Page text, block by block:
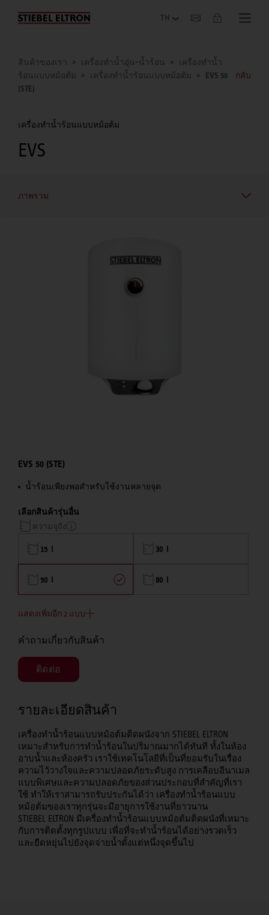
เกี่ยวกับองค์กร
สินค้าของเรา เครื่องทำน้ำอุ่น-น้ำร้อน
เครื่องทำน้ำ
ร้อนแบบหม้อต้ม
เครื่องทำน้ำร้อนแบบหม้อต้ม
EVS 50
(STE)
กลับ
เครื่องทำน้ำร้อนแบบหม้อต้ม
EVS
ภาพรวม
EVS 50 (STE)
น้ำร้อนเพียงพอสำหรับใช้งานหลายจุด
เลือกสินค้ารุ่นอื่น
ความจุถัง
15 l 30 l
50 l 80 l
แสดงเพิ่มอีก 2 แบบ
คำถามเกี่ยวกับสินค้า
ติดต่อ
รายละเอียดสินค้า
เครื่องทำน้ำร้อนแบบหม้อต้มติดผนังจาก STIEBEL ELTRON
เหมาะสำหรับการทำน้ำร้อนในปริมาณมากได้ทันที ทั้งในห้อง
อาบน้ำและห้องครัว เราใช้เทคโนโลยีที่เป็นที่ยอมรับในเรื่อง
ความไว้วางใจและความปลอดภัยระดับสูง การเคลือบอีนาเมล
แบบพิเศษและความปลอดภัยของส่วนประกอบที่สำคัญที่เรา
ใช้ ทำให้เราสามารถรับประกันได้ว่า เครื่องทำน้ำร้อนแบบ
หม้อต้มของเราทุกรุ่นจะมีอายุการใช้งานที่ยาวนาน
STIEBEL ELTRON มีเครื่องทำน้ำร้อนแบบหม้อต้มติดผนังที่เหมาะ
กับการติดตั้งทุกรูปแบบ เพื่อที่จะทำน้ำร้อนได้อย่างรวดเร็ว
และยืดหยุ่นไปยังจุดจ่ายน้ำตั้งแต่หนึ่งจุดขึ้นไป